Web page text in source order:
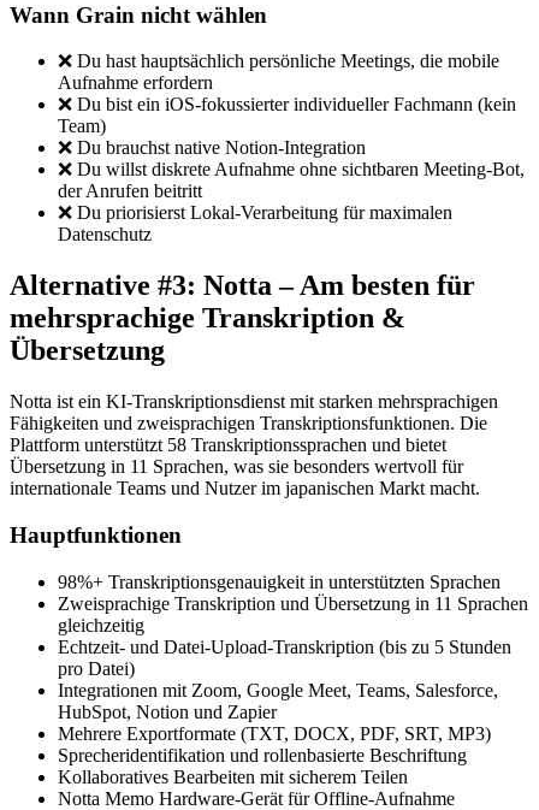
Wann Grain nicht wählen
❌ Du hast hauptsächlich persönliche Meetings, die mobile
Aufnahme erfordern
❌ Du bist ein iOS-fokussierter individueller Fachmann (kein
Team)
❌ Du brauchst native Notion-Integration
❌ Du willst diskrete Aufnahme ohne sichtbaren Meeting-Bot,
der Anrufen beitritt
❌ Du priorisierst Lokal-Verarbeitung für maximalen
Datenschutz
Alternative #3: Notta – Am besten für
mehrsprachige Transkription &
Übersetzung
Notta ist ein KI-Transkriptionsdienst mit starken mehrsprachigen
Fähigkeiten und zweisprachigen Transkriptionsfunktionen. Die
Plattform unterstützt 58 Transkriptionssprachen und bietet
Übersetzung in 11 Sprachen, was sie besonders wertvoll für
internationale Teams und Nutzer im japanischen Markt macht.
Hauptfunktionen
98%+ Transkriptionsgenauigkeit in unterstützten Sprachen
Zweisprachige Transkription und Übersetzung in 11 Sprachen
gleichzeitig
Echtzeit- und Datei-Upload-Transkription (bis zu 5 Stunden
pro Datei)
Integrationen mit Zoom, Google Meet, Teams, Salesforce,
HubSpot, Notion und Zapier
Mehrere Exportformate (TXT, DOCX, PDF, SRT, MP3)
Sprecheridentifikation und rollenbasierte Beschriftung
Kollaboratives Bearbeiten mit sicherem Teilen
Notta Memo Hardware-Gerät für Offline-Aufnahme